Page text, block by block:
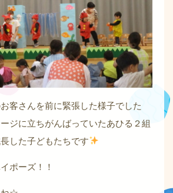
客さんを前に緊張した様子でした
ジに立ちがんばっていたあひる２組
した子どもたちです
ポーズ！！